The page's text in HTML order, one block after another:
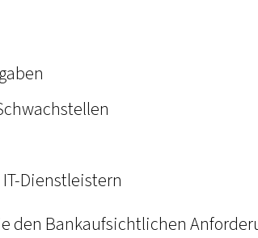
Dienstleistern
Bankaufsichtlichen